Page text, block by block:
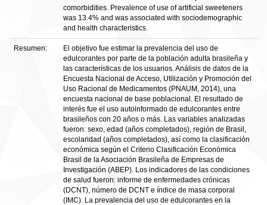
comorbidities. Prevalence of use of artificial sweeteners
was 13.4% and was associated with sociodemographic
and health characteristics.
Resumen:
El objetivo fue estimar la prevalencia del uso de
edulcorantes por parte de la población adulta brasileña y
las características de los usuarios. Análisis de datos de la
Encuesta Nacional de Acceso, Utilización y Promoción del
Uso Racional de Medicamentos (PNAUM, 2014), una
encuesta nacional de base poblacional. El resultado de
interés fue el uso autoinformado de edulcorantes entre
brasileños con 20 años o más. Las variables analizadas
fueron: sexo, edad (años completados), región de Brasil,
escolaridad (años completados), así como la clasificación
económica según el Criterio Clasificación Económica
Brasil de la Asociación Brasileña de Empresas de
Investigación (ABEP). Los indicadores de las condiciones
de salud fueron: informe de enfermedades crónicas
(DCNT), número de DCNT e índice de masa corporal
(IMC). La prevalencia del uso de edulcorantes en la